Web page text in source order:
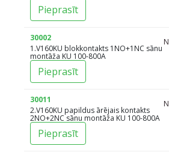
Pieprasīt
30002
1.V160KU blokkontakts 1NO+1NC sānu
montāža KU 100-800A
Pieprasīt
30011
2.V160KU papildus ārējais kontakts
2NO+2NC sānu montāža KU 100-800A
Pieprasīt